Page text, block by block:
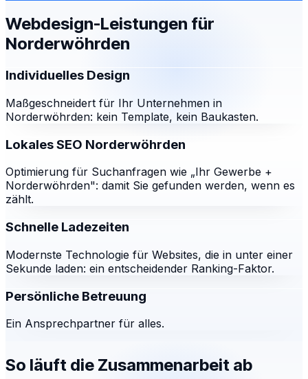
Webdesign-Leistungen für
Norderwöhrden
Individuelles Design
Maßgeschneidert für Ihr Unternehmen in
Norderwöhrden: kein Template, kein Baukasten.
Lokales SEO Norderwöhrden
Optimierung für Suchanfragen wie „Ihr Gewerbe +
Norderwöhrden": damit Sie gefunden werden, wenn es
zählt.
Schnelle Ladezeiten
Modernste Technologie für Websites, die in unter einer
Sekunde laden: ein entscheidender Ranking-Faktor.
Persönliche Betreuung
Ein Ansprechpartner für alles.
So läuft die Zusammenarbeit ab